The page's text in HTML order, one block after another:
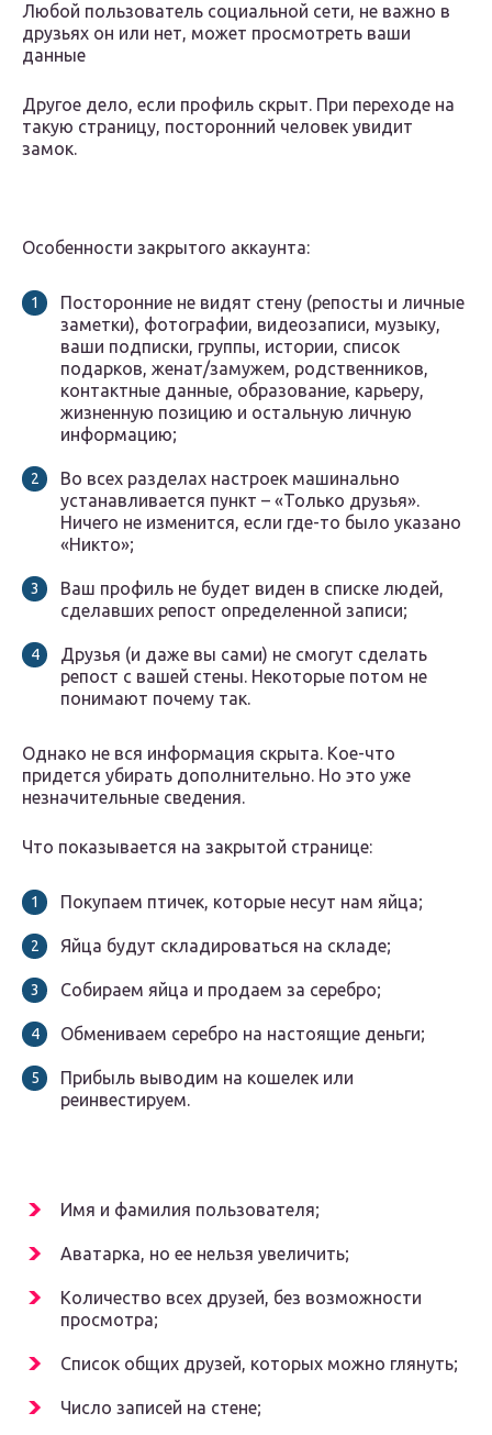
Любой пользователь социальной сети, не важно в
друзьях он или нет, может просмотреть ваши
данные
Другое дело, если профиль скрыт. При переходе на
такую страницу, посторонний человек увидит
замок.
Особенности закрытого аккаунта:
Посторонние не видят стену (репосты и личные
заметки), фотографии, видеозаписи, музыку,
ваши подписки, группы, истории, список
подарков, женат/замужем, родственников,
контактные данные, образование, карьеру,
жизненную позицию и остальную личную
информацию;
Во всех разделах настроек машинально
устанавливается пункт – «Только друзья».
Ничего не изменится, если где-то было указано
«Никто»;
Ваш профиль не будет виден в списке людей,
сделавших репост определенной записи;
Друзья (и даже вы сами) не смогут сделать
репост с вашей стены. Некоторые потом не
понимают почему так.
Однако не вся информация скрыта. Кое-что
придется убирать дополнительно. Но это уже
незначительные сведения.
Что показывается на закрытой странице:
Покупаем птичек, которые несут нам яйца;
Яйца будут складироваться на складе;
Собираем яйца и продаем за серебро;
Обмениваем серебро на настоящие деньги;
Прибыль выводим на кошелек или
реинвестируем.
Имя и фамилия пользователя;
Аватарка, но ее нельзя увеличить;
Количество всех друзей, без возможности
просмотра;
Список общих друзей, которых можно глянуть;
Число записей на стене;